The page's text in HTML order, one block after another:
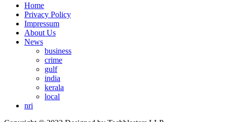
Home
Privacy Policy
Impressum
About Us
News
business
crime
gulf
india
kerala
local
nri